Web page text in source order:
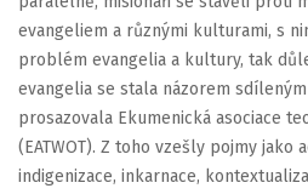
evangeliem a různými kulturami, s
problém evangelia a kultury, tak
evangelia se stala názorem
prosazovala Ekumenická asociace
(EATWOT). Z toho vzešly pojmy jako
indigenizace, inkarnace,